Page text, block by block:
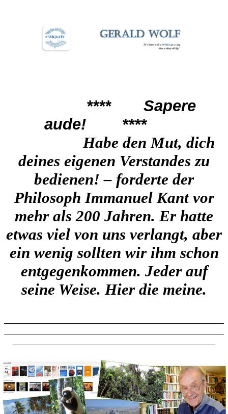
****
Sapere
aude!
****
Habe den Mut, dich
deines eigenen Verstandes zu
bedienen! – forderte der
Philosoph Immanuel Kant vor
mehr als 200 Jahren. Er hatte
etwas viel von uns verlangt, aber
ein wenig sollten wir ihm schon
entgegenkommen. Jeder auf
seine Weise. Hier die meine.